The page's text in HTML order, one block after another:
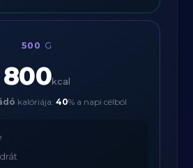
500 G
800kcal
kalóriája: 40% a napi célból